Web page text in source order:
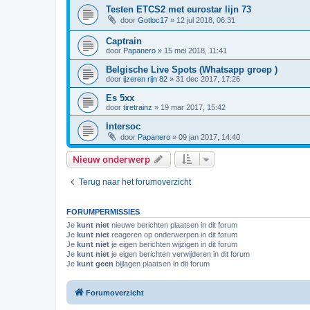
Testen ETCS2 met eurostar lijn 73
door Gotloc17 » 12 jul 2018, 06:31
Captrain
door Papanero » 15 mei 2018, 11:41
Belgische Live Spots (Whatsapp groep )
door ijzeren rijn 82 » 31 dec 2017, 17:26
Es 5xx
door tiretrainz » 19 mar 2017, 15:42
Intersoc
door Papanero » 09 jan 2017, 14:40
Nieuw onderwerp
Terug naar het forumoverzicht
FORUMPERMISSIES
Je kunt niet nieuwe berichten plaatsen in dit forum
Je kunt niet reageren op onderwerpen in dit forum
Je kunt niet je eigen berichten wijzigen in dit forum
Je kunt niet je eigen berichten verwijderen in dit forum
Je kunt geen bijlagen plaatsen in dit forum
Forumoverzicht